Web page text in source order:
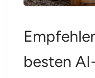
besten